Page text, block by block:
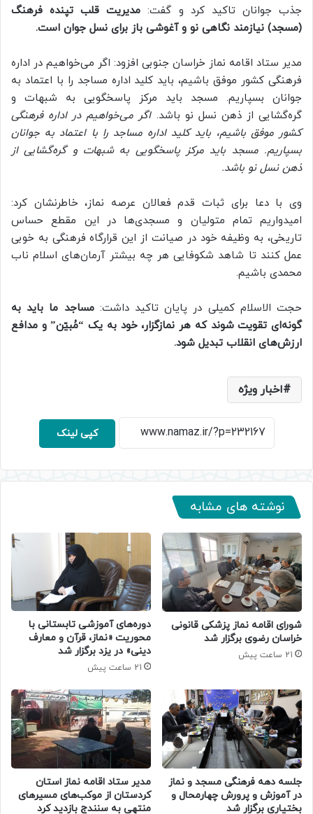
جذب جوانان تاکید کرد و گفت: مدیریت قلب تپنده فرهنگ
(مسجد) نیازمند نگاهی نو و آغوشی باز برای نسل جوان است.
مدیر ستاد اقامه نماز خراسان جنوبی افزود: اگر می‌خواهیم در اداره
فرهنگی کشور موفق باشیم، باید کلید اداره مساجد را با اعتماد به
جوانان بسپاریم. مسجد باید مرکز پاسخگویی به شبهات و
گره‌گشایی از ذهن نسل نو باشد.اگر می‌خواهیم در اداره فرهنگی
کشور موفق باشیم، باید کلید اداره مساجد را با اعتماد به جوانان
بسپاریم. مسجد باید مرکز پاسخگویی به شبهات و گره‌گشایی از
ذهن نسل نو باشد.
وی با دعا برای ثبات قدم فعالان عرصه نماز، خاطرنشان کرد:
امیدواریم تمام متولیان و مسجدی‌ها در این مقطع حساس
تاریخی، به وظیفه خود در صیانت از این قرارگاه فرهنگی به خوبی
عمل کنند تا شاهد شکوفایی هر چه بیشتر آرمان‌های اسلام ناب
محمدی باشیم.
حجت الاسلام کمیلی در پایان تاکید داشت:مساجد ما باید به
گونه‌ای تقویت شوند که هر نمازگزار، خود به یک “مُبیّن” و مدافع
ارزش‌های انقلاب تبدیل شود.
اخبار ویژه
کپی لینک
نوشته های مشابه
شورای اقامه نماز پزشکی قانونی
خراسان رضوی برگزار شد
21 ساعت پیش
دوره‌های آموزشی تابستانی با
محوریت «نماز، قرآن و معارف
دینی» در یزد برگزار شد
21 ساعت پیش
جلسه دهه فرهنگی مسجد و نماز
در آموزش و پرورش چهارمحال و
بختیاری برگزار شد
مدیر ستاد اقامه نماز استان
کردستان از موکب‌های مسیرهای
منتهی به سنندج بازدید کرد